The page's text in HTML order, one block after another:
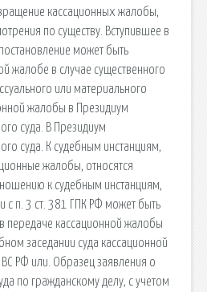
кассационных жалобы,
по существу. Вступившее в
может быть
жалобе в случае существенного
или материального
жалобы в Президиум
суда. В Президиум
суда. К судебным инстанциям,
жалобы, относятся
к судебным инстанциям,
с п. 3 ст. 381 ГПК РФ может быть
передаче кассационной жалобы
заседании суда кассационной
РФ или. Образец заявления о
по гражданскому делу, с учетом